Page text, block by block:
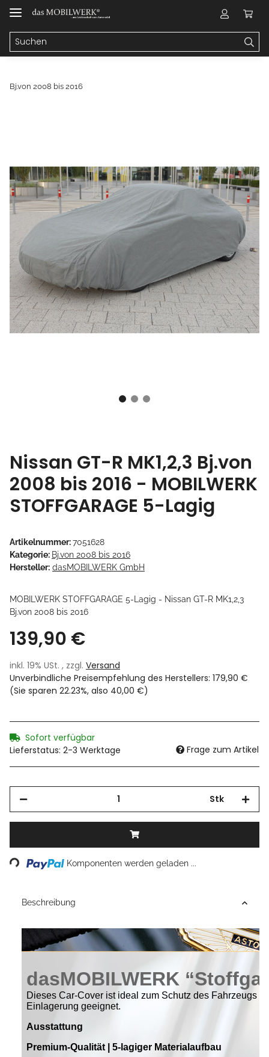
Bj.von 2008 bis 2016
Nissan GT-R MK1,2,3 Bj.von
2008 bis 2016 - MOBILWERK
STOFFGARAGE 5-Lagig
Artikelnummer:7051628
Kategorie: Bj.von 2008 bis 2016
Hersteller: dasMOBILWERK GmbH
MOBILWERK STOFFGARAGE 5-Lagig - Nissan GT-R MK1,2,3
Bj.von 2008 bis 2016
139,90 €
inkl. 19% USt. , zzgl. Versand
Unverbindliche Preisempfehlung des Herstellers: 179,90 €
(Sie sparen 22.23%, also 40,00 €)
Sofort verfügbar
Lieferstatus: 2-3 Werktage
Frage zum Artikel
Stk
Loading... Komponenten werden geladen ...
Beschreibung